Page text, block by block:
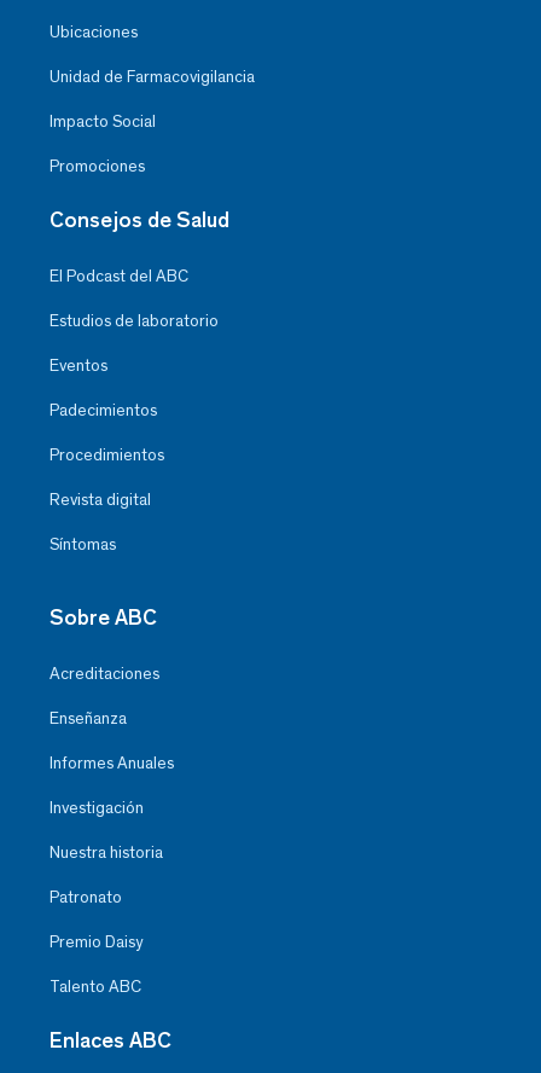
Ubicaciones
Unidad de Farmacovigilancia
Impacto Social
Promociones
Consejos de Salud
El Podcast del ABC
Estudios de laboratorio
Eventos
Padecimientos
Procedimientos
Revista digital
Síntomas
Sobre ABC
Acreditaciones
Enseñanza
Informes Anuales
Investigación
Nuestra historia
Patronato
Premio Daisy
Talento ABC
Enlaces ABC